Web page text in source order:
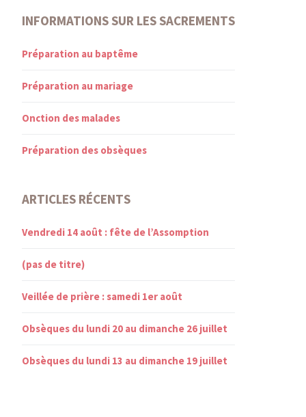
INFORMATIONS SUR LES SACREMENTS
Préparation au baptême
Préparation au mariage
Onction des malades
Préparation des obsèques
ARTICLES RÉCENTS
Vendredi 14 août : fête de l’Assomption
(pas de titre)
Veillée de prière : samedi 1er août
Obsèques du lundi 20 au dimanche 26 juillet
Obsèques du lundi 13 au dimanche 19 juillet